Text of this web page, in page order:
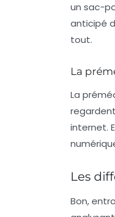
un sac-
anticipé
tout.
La
La
internet.
Les
Bon,